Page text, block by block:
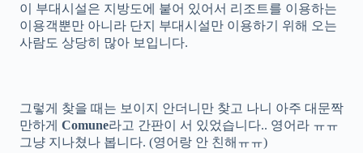
이 부대시설은 지방도에 붙어 있어서 리조트를 이용하는
이용객뿐만 아니라 단지 부대시설만 이용하기 위해 오는
사람도 상당히 많아 보입니다.
그렇게 찾을 때는 보이지 안더니만 찾고 나니 아주 대문짝
만하게 Comune라고 간판이 서 있었습니다.. 영어라 ㅠㅠ
그냥 지나쳤나 봅니다. (영어랑 안 친해ㅠㅠ)